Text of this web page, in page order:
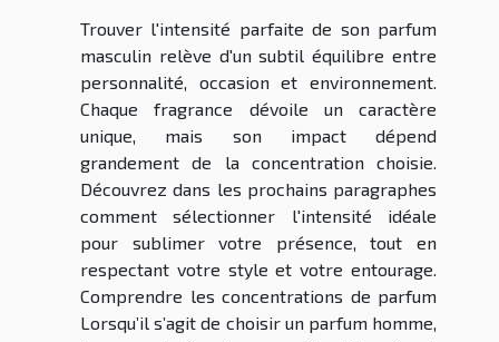
Trouver l'intensité parfaite de son parfum
masculin relève d'un subtil équilibre entre
personnalité, occasion et environnement.
Chaque fragrance dévoile un caractère
unique, mais son impact dépend
grandement de la concentration choisie.
Découvrez dans les prochains paragraphes
comment sélectionner l'intensité idéale
pour sublimer votre présence, tout en
respectant votre style et votre entourage.
Comprendre les concentrations de parfum
Lorsqu’il s’agit de choisir un parfum homme,